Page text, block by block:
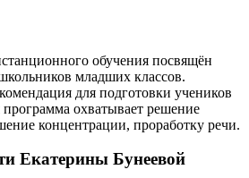
обучения посвящён
младших классов.
для подготовки учеников
охватывает решение
концентрации, проработку речи.
Екатерины Бунеевой